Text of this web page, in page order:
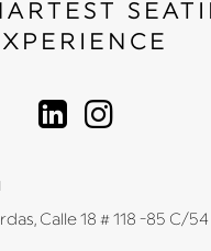
Calle 18 # 118 -85 C/54